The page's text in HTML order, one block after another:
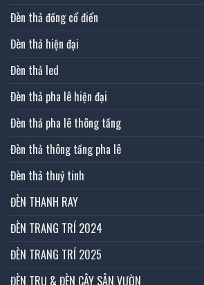
Đèn thả đồng cổ điển
Đèn thả hiện đại
Đèn thả led
Đèn thả pha lê hiện đại
Đèn thả pha lê thông tầng
Đèn thả thông tầng pha lê
Đèn thả thuỷ tinh
ĐÈN THANH RAY
ĐÈN TRANG TRÍ 2024
ĐÈN TRANG TRÍ 2025
ĐÈN TRỤ & ĐÈN CÂY SÂN VƯỜN